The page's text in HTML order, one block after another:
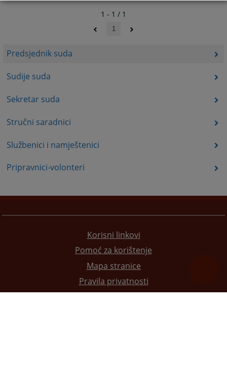
Predsjednik suda
Sudije suda
Sekretar suda
Stručni saradnici
Službenici i namještenici
Pripravnici-volonteri
1 - 1 / 1
1
Korisni linkovi
Pomoć za korištenje
Mapa stranice
Pravila privatnosti